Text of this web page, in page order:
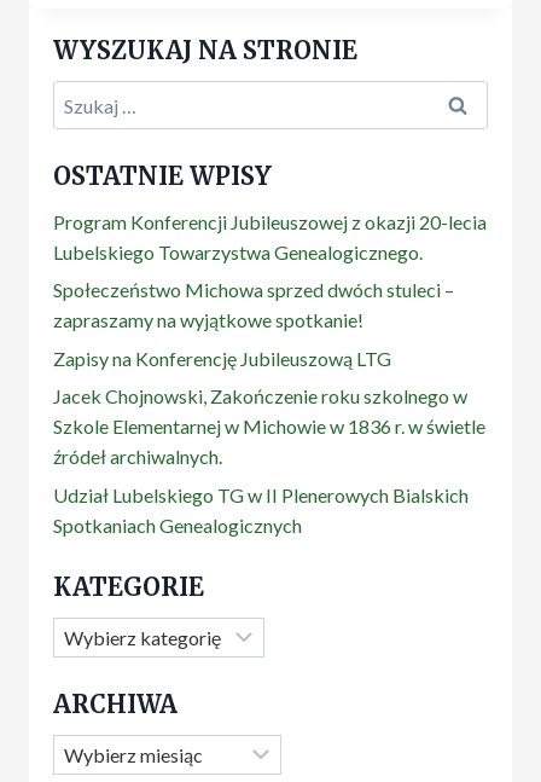
LUBLIN
W
TADEUSZA
WYSZUKAJ NA STRONIE
Szukaj:
OSTATNIE WPISY
Program Konferencji Jubileuszowej z okazji 20-lecia
Lubelskiego Towarzystwa Genealogicznego.
Społeczeństwo Michowa sprzed dwóch stuleci –
zapraszamy na wyjątkowe spotkanie!
Zapisy na Konferencję Jubileuszową LTG
Jacek Chojnowski, Zakończenie roku szkolnego w
Szkole Elementarnej w Michowie w 1836 r. w świetle
źródeł archiwalnych.
Udział Lubelskiego TG w II Plenerowych Bialskich
Spotkaniach Genealogicznych
KATEGORIE
Kategorie
ARCHIWA
Archiwa